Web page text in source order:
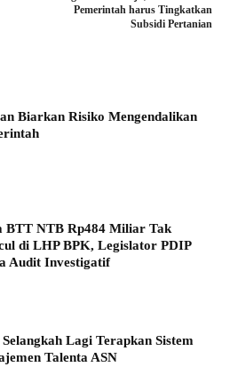
Pemerintah harus Tingkatkan
Subsidi Pertanian
Biarkan Risiko Mengendalikan
BTT NTB Rp484 Miliar Tak
di LHP BPK, Legislator PDIP
Audit Investigatif
Lagi Terapkan Sistem
Talenta ASN